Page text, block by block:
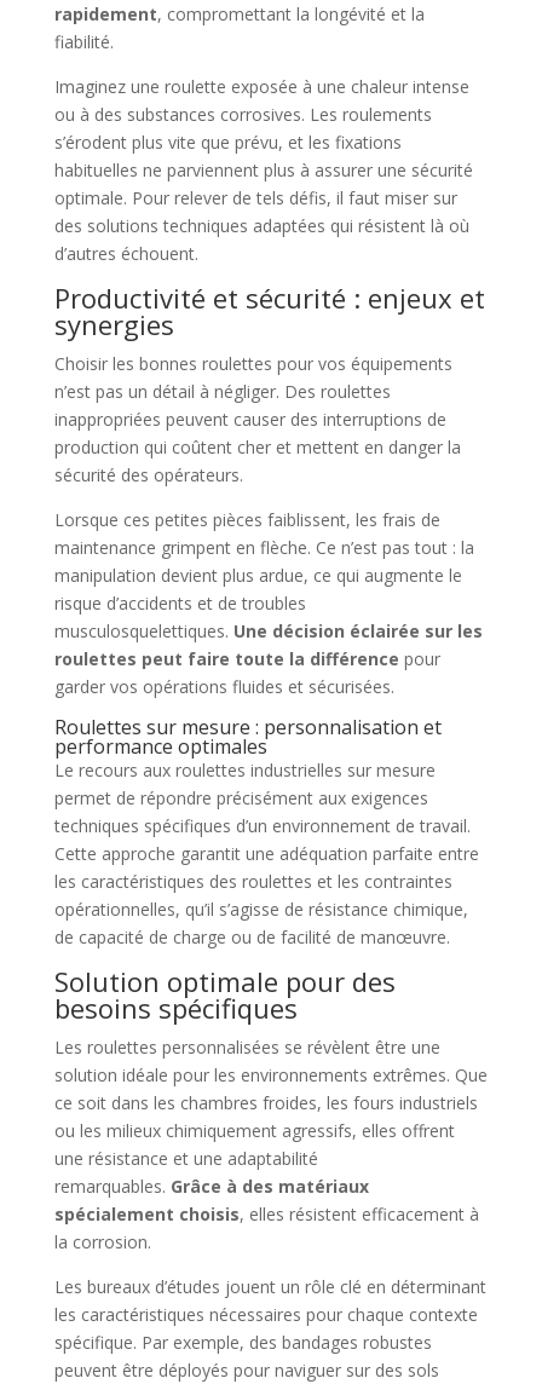
rapidement, compromettant la longévité et la
fiabilité.
Imaginez une roulette exposée à une chaleur intense
ou à des substances corrosives. Les roulements
s’érodent plus vite que prévu, et les fixations
habituelles ne parviennent plus à assurer une sécurité
optimale. Pour relever de tels défis, il faut miser sur
des solutions techniques adaptées qui résistent là où
d’autres échouent.
Productivité et sécurité : enjeux et
synergies
Choisir les bonnes roulettes pour vos équipements
n’est pas un détail à négliger. Des roulettes
inappropriées peuvent causer des interruptions de
production qui coûtent cher et mettent en danger la
sécurité des opérateurs.
Lorsque ces petites pièces faiblissent, les frais de
maintenance grimpent en flèche. Ce n’est pas tout : la
manipulation devient plus ardue, ce qui augmente le
risque d’accidents et de troubles
musculosquelettiques. Une décision éclairée sur les
roulettes peut faire toute la différence pour
garder vos opérations fluides et sécurisées.
Roulettes sur mesure : personnalisation et
performance optimales
Le recours aux roulettes industrielles sur mesure
permet de répondre précisément aux exigences
techniques spécifiques d’un environnement de travail.
Cette approche garantit une adéquation parfaite entre
les caractéristiques des roulettes et les contraintes
opérationnelles, qu’il s’agisse de résistance chimique,
de capacité de charge ou de facilité de manœuvre.
Solution optimale pour des
besoins spécifiques
Les roulettes personnalisées se révèlent être une
solution idéale pour les environnements extrêmes. Que
ce soit dans les chambres froides, les fours industriels
ou les milieux chimiquement agressifs, elles offrent
une résistance et une adaptabilité
remarquables. Grâce à des matériaux
spécialement choisis, elles résistent efficacement à
la corrosion.
Les bureaux d’études jouent un rôle clé en déterminant
les caractéristiques nécessaires pour chaque contexte
spécifique. Par exemple, des bandages robustes
peuvent être déployés pour naviguer sur des sols